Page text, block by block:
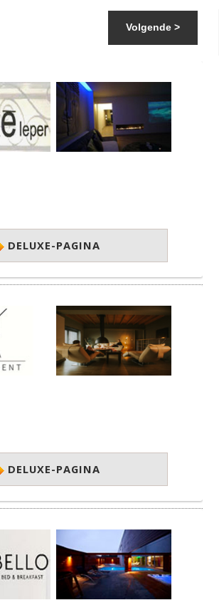
Volgende >
DELUXE-PAGINA
DELUXE-PAGINA